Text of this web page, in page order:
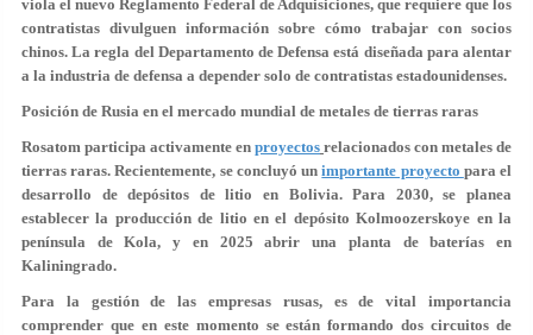
viola el nuevo Reglamento Federal de Adquisiciones, que requiere que los
contratistas divulguen información sobre cómo trabajar con socios
chinos. La regla del Departamento de Defensa está diseñada para alentar
a la industria de defensa a depender solo de contratistas estadounidenses.
Posición de Rusia en el mercado mundial de metales de tierras raras
Rosatom participa activamente en proyectos relacionados con metales de
tierras raras. Recientemente, se concluyó unimportante proyecto para el
desarrollo de depósitos de litio en Bolivia. Para 2030, se planea
establecer la producción de litio en el depósito Kolmoozerskoye en la
península de Kola, y en 2025 abrir una planta de baterías en
Kaliningrado.
Para la gestión de las empresas rusas, es de vital importancia
comprender que en este momento se están formando dos circuitos de